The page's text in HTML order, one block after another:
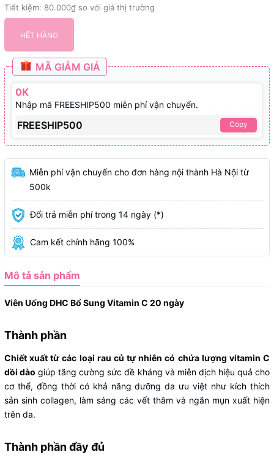
Tiết kiệm: 80.000₫ so với giá thị trường
HẾT HÀNG
MÃ GIẢM GIÁ
0K
Nhập mã FREESHIP500 miễn phí vận chuyển.
FREESHIP500 Copy
Miễn phí vận chuyển cho đơn hàng nội thành Hà Nội từ
500k
Đổi trả miễn phí trong 14 ngày (*)
Cam kết chính hãng 100%
Mô tả sản phẩm
Viên Uống DHC Bổ Sung Vitamin C 20 ngày
Thành phần
Chiết xuất từ các loại rau củ tự nhiên có chứa lượng vitamin C
dồi dào giúp tăng cường sức đề kháng và miễn dịch hiệu quả cho
cơ thể, đồng thời có khả năng dưỡng da ưu việt như kích thích
sản sinh collagen, làm sáng các vết thâm và ngăn mụn xuất hiện
trên da.
Thành phần đầy đủ